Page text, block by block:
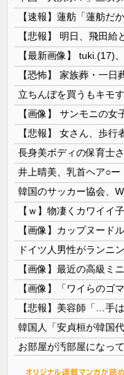
【ｗ】物凄くカワイイ
【画像】カップヌード
【画像】最近の高級ミ
【画像】「ワイらのゴ
【悲報】美容師「…手
お部屋が汚部屋になって